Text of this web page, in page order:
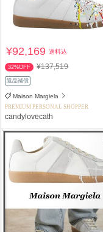
¥92,169送料込
32%OFF ¥137,519
返品補償
Maison Margiela
PREMIUM PERSONAL SHOPPER
candylovecath